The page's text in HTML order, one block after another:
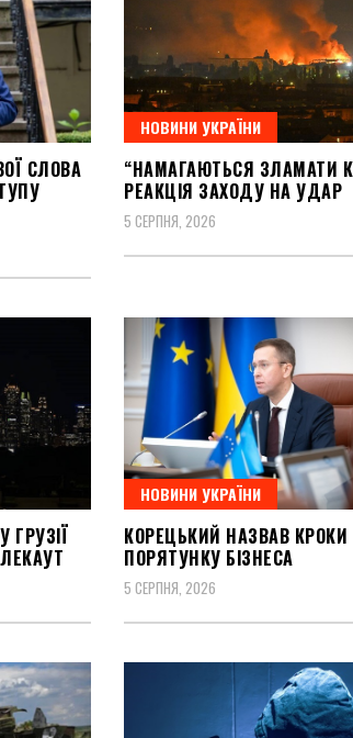
СЛОВА
НОВИНИ УКРАЇНИ
“НАМАГАЮТЬСЯ ЗЛАМАТИ
РЕАКЦІЯ ЗАХОДУ НА УДАР
5 СЕРПНЯ, 2026
ГРУЗІЇ
НОВИНИ УКРАЇНИ
КОРЕЦЬКИЙ НАЗВАВ
ПОРЯТУНКУ БІЗНЕСА
5 СЕРПНЯ, 2026